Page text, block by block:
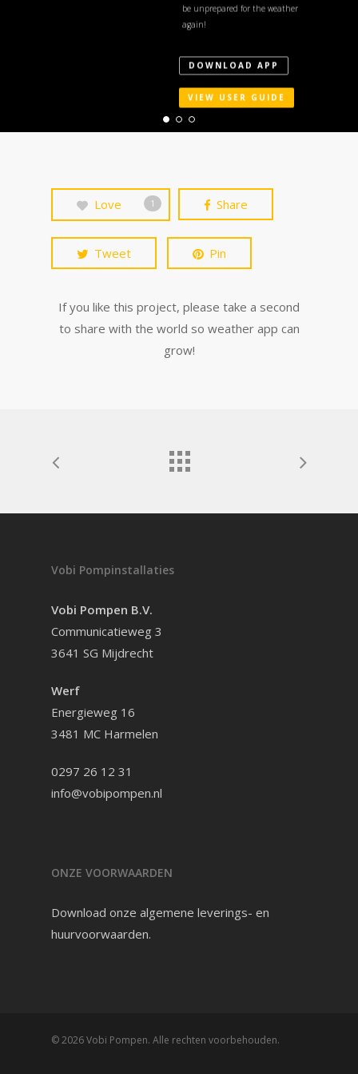
be unprepared for the weather
again!
DOWNLOAD APP
VIEW USER GUIDE
Love 1 Share
Tweet Pin
If you like this project, please take a second
to share with the world so weather app can
grow!
Vobi Pompinstallaties
Vobi Pompen B.V.
Communicatieweg 3
3641 SG Mijdrecht
Werf
Energieweg 16
3481 MC Harmelen
0297 26 12 31
info@vobipompen.nl
ONZE VOORWAARDEN
Download onze algemene leverings- en
huurvoorwaarden.
© 2026 Vobi Pompen. Alle rechten voorbehouden.